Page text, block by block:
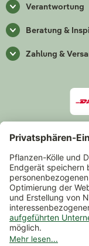
Verantwortung
Beratung &
Zahlung &
*Alle Preise inkl.
Mindestbestellwert